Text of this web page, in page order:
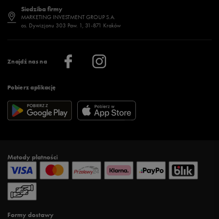
Znajdź nas na
Pobierz aplikację
Regulamin sklepu 50 style
Regulamin aplikacji 50 style
Więcej regulaminów >
Jak wybrać buty na zimę?
Więcej >
Stylizacje damskie
Sklepy stacjonarne
Klub 50 style
Praca
Informacje o firmie
Siedziba firmy
MARKETING INVESTMENT GROUP S.A.
os. Dywizjonu 303 Paw. 1, 31-871 Kraków
Metody płatności
Formy dostawy